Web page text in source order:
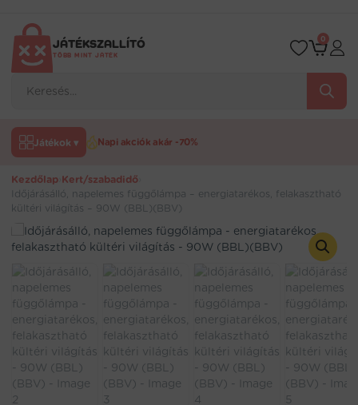
tartalomraJÁTÉKSZALLÍTÓ
TÖBB MINT JÁTÉK
search
0
Játékok ▾ Napi akciók akár -70%
Kezdőlap Kert/szabadidő
Időjárásálló, napelemes függőlámpa – energiatarékos, felakasztható
kültéri világítás – 90W (BBL)(BBV)